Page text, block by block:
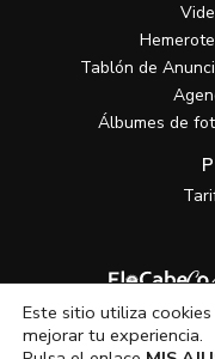
Tablón de
Álbumes de
Este sitio utiliza
mejorar tu experiencia.